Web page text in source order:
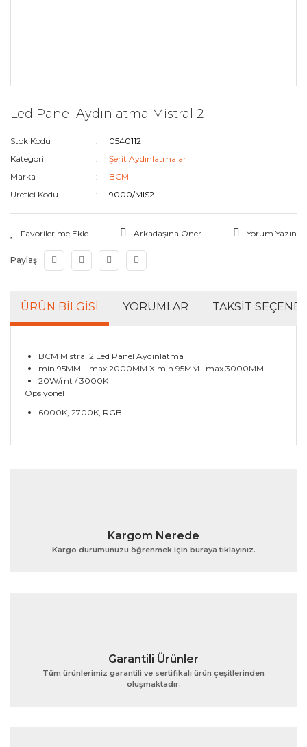
Led Panel Aydınlatma Mistral 2
Stok Kodu
0540112
Kategori
Şerit Aydınlatmalar
Marka
BCM
Üretici Kodu
9000/MIS2
Arkadaşına Öner Yorum Yazın
Paylaş
ÜRÜN BILGISI YORUMLAR TAKSIT
BCM Mistral 2 Led Panel Aydınlatma
min.95MM – max.2000MM X min.95MM –max.3000MM
20W/mt / 3000K
Opsiyonel
6000K, 2700K, RGB
Bu ürünün fiyat bilgisi, resim, ürün açıklamalarında ve
Ürün açıklamasında eksik bilgiler bulunuyor.
Gönder
Kargom Nerede
Kargo durumunuzu öğrenmek için buraya tıklayınız.
Garantili Ürünler
Tüm ürünlerimiz garantili ve sertifikalı ürün çeşitlerinden
oluşmaktadır.